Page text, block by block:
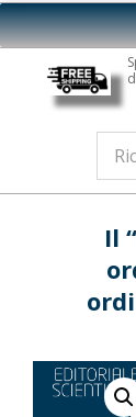
Primary
Navigation
Il